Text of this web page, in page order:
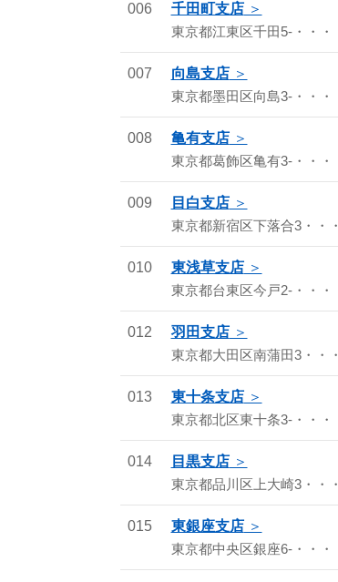
006 千田町支店
東京都江東区千田5-・・・
007 向島支店
東京都墨田区向島3-・・・
008 亀有支店
東京都葛飾区亀有3-・・・
009 目白支店
東京都新宿区下落合3・・・
010 東浅草支店
東京都台東区今戸2-・・・
012 羽田支店
東京都大田区南蒲田3・・・
013 東十条支店
東京都北区東十条3-・・・
014 目黒支店
東京都品川区上大崎3・・・
015 東銀座支店
東京都中央区銀座6-・・・